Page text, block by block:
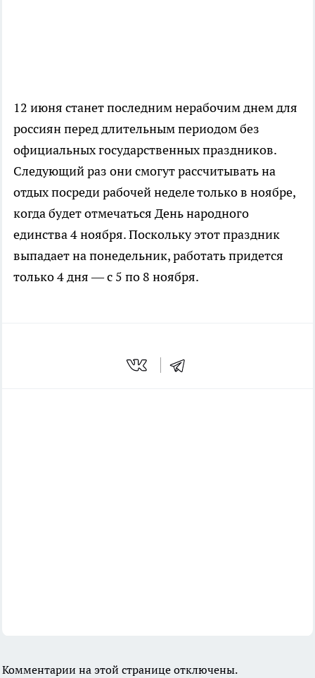
12 июня станет последним нерабочим днем для
россиян перед длительным периодом без
официальных государственных праздников.
Следующий раз они смогут рассчитывать на
отдых посреди рабочей неделе только в ноябре,
когда будет отмечаться День народного
единства 4 ноября. Поскольку этот праздник
выпадает на понедельник, работать придется
только 4 дня — с 5 по 8 ноября.
Комментарии на этой странице отключены.